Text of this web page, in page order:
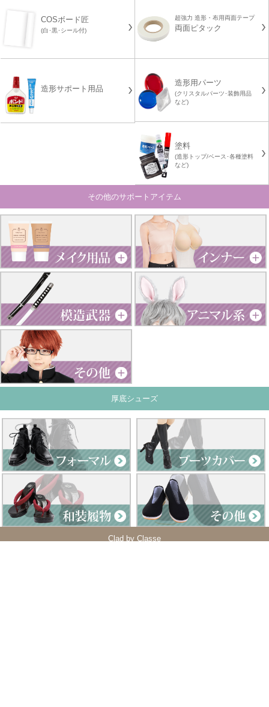
COSボード匠
(白･黒･シール付)
超強力 造形・布用両面テープ
両面ピタック
造形サポート用品
造形用パーツ
(クリスタルパーツ･装飾用品
など)
塗料
(造形トップ/ベース･各種塗料
など)
その他のサポートアイテム
厚底シューズ
Clad by Classe